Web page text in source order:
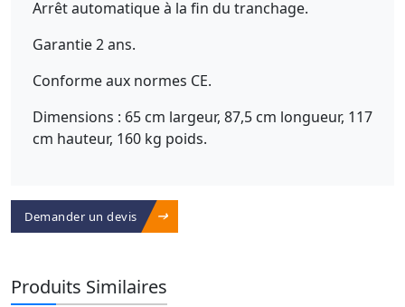
Arrêt automatique à la fin du tranchage.
Garantie 2 ans.
Conforme aux normes CE.
Dimensions : 65 cm largeur, 87,5 cm longueur, 117
cm hauteur, 160 kg poids.
Demander un devis
Produits Similaires